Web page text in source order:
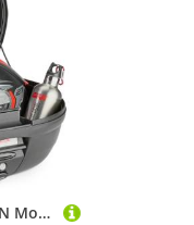
Top Case GIVI E340 VISION Monolock